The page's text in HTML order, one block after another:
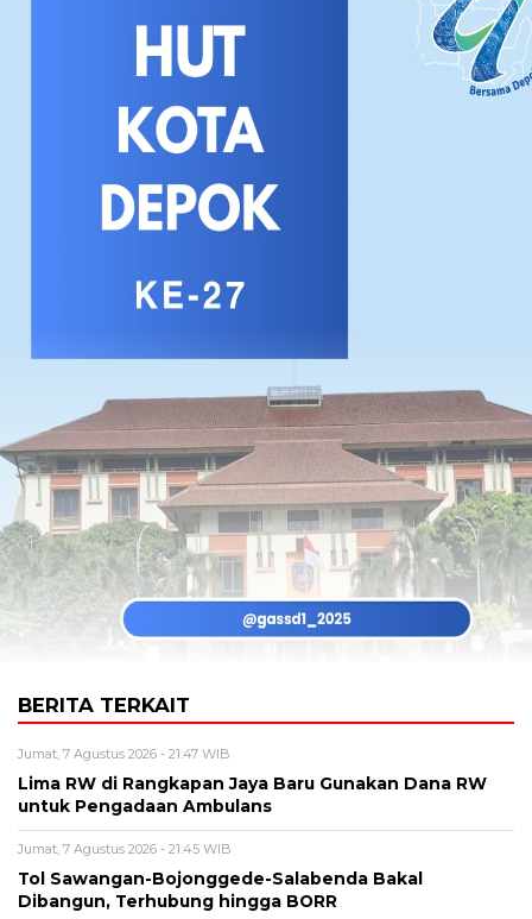
BERITA TERKAIT
Jumat, 7 Agustus 2026 - 21:47 WIB
Lima RW di Rangkapan Jaya Baru Gunakan Dana RW
untuk Pengadaan Ambulans
Jumat, 7 Agustus 2026 - 21:45 WIB
Tol Sawangan-Bojonggede-Salabenda Bakal
Dibangun, Terhubung hingga BORR